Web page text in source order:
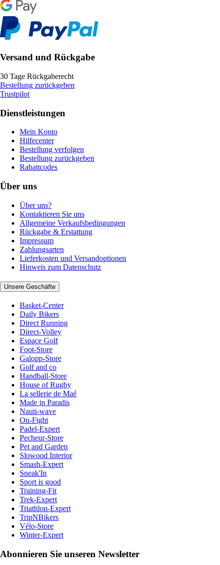
Versand und Rückgabe
30 Tage Rückgaberecht
Bestellung zurückgeben
Trustpilot
Dienstleistungen
Mein Konto
Hilfecenter
Bestellung verfolgen
Bestellung zurückgeben
Rabattcodes
Über uns
Über uns?
Kontaktieren Sie uns
Allgemeine Verkaufsbedingungen
Rückgabe & Erstattung
Impressum
Zahlungsarten
Lieferkosten und Versandoptionen
Hinweis zum Datenschutz
Unsere Geschäfte
Basket-Center
Daily Bikers
Direct Running
Direct-Volley
Espace Golf
Foot-Store
Galopp-Store
Golf and co
Handball-Store
House of Rugby
La sellerie de Maé
Made in Paradis
Nauti-wave
On-Fight
Padel-Expert
Pecheur-Store
Pet and Garden
Slowood Interior
Smash-Expert
Sneak'In
Sport is good
Training-Fit
Trek-Expert
Triathlon-Expert
TripNBikers
Vélo-Store
Winter-Expert
Abonnieren Sie unseren Newsletter